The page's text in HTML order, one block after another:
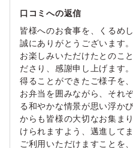
口コミへの返信
皆様へのお食事を、くるめ
誠にありがとうございます
お楽しみいただけたとのこ
ださり、感謝申し上げます
得ることができたご様子を
お弁当を囲みながら、それ
る和やかな情景が思い浮か
からも皆様の大切なお集ま
けられますよう、邁進して
ご利用いただけますことを